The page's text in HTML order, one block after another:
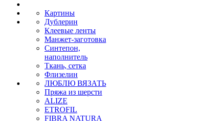
Картины
Дублерин
Клеевые ленты
Манжет-заготовка
Синтепон,
наполнитель
Ткань, сетка
Флизелин
ЛЮБЛЮ ВЯЗАТЬ
Пряжа из шерсти
ALIZE
ETROFIL
FIBRA NATURA